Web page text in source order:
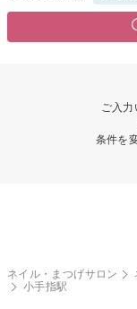
ご入
条件を
ネイル・まつげサロン
小手指駅